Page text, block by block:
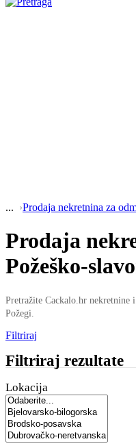
›Prodaja nekretnina za
Prodaja
Požeško-
Pretražite Cackalo.hr nekretnine
Požegi.
Filtriraj
Filtriraj rezultate
Lokacija